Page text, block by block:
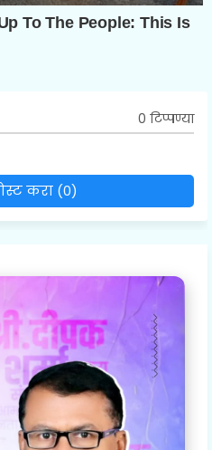
0 टिप्पण्या
करा (0)